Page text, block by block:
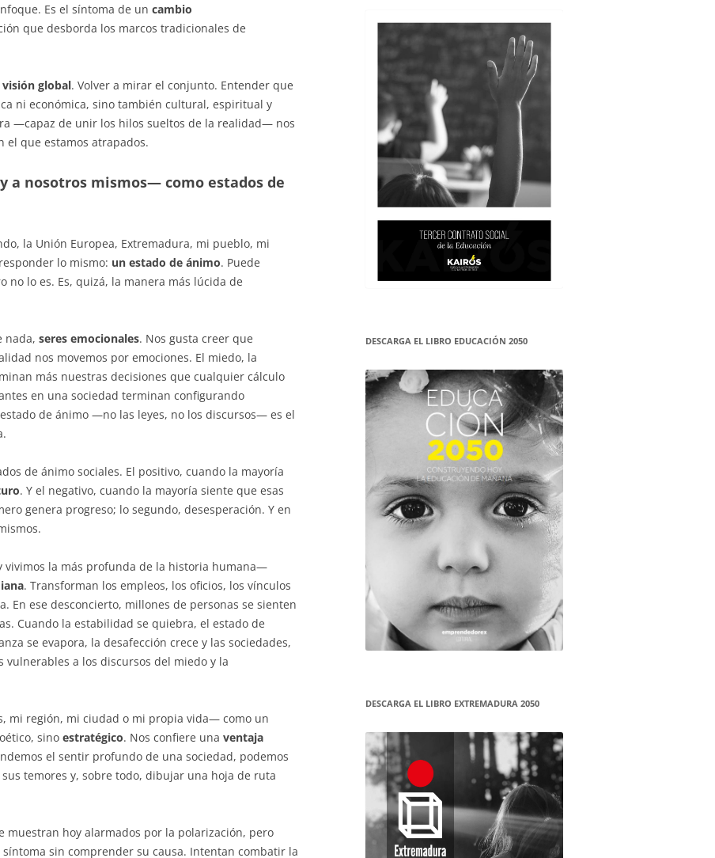
Es el síntoma de un cambio
que desborda los marcos tradicionales de
visión global. Volver a mirar el conjunto. Entender que
ni económica, sino también cultural, espiritual y
—capaz de unir los hilos sueltos de la realidad— nos
el que estamos atrapados.
a nosotros mismos— como estados de
la Unión Europea, Extremadura, mi pueblo, mi
lo mismo: un estado de ánimo. Puede
no lo es. Es, quizá, la manera más lúcida de
nada, seres emocionales. Nos gusta creer que
nos movemos por emociones. El miedo, la
más nuestras decisiones que cualquier cálculo
en una sociedad terminan configurando
estado de ánimo —no las leyes, no los discursos— es el
de ánimo sociales. El positivo, cuando la mayoría
. Y el negativo, cuando la mayoría siente que esas
genera progreso; lo segundo, desesperación. Y en
vivimos la más profunda de la historia humana—
. Transforman los empleos, los oficios, los vínculos
En ese desconcierto, millones de personas se sienten
Cuando la estabilidad se quiebra, el estado de
se evapora, la desafección crece y las sociedades,
vulnerables a los discursos del miedo y la
mi región, mi ciudad o mi propia vida— como un
sino estratégico. Nos confiere una ventaja
el sentir profundo de una sociedad, podemos
temores y, sobre todo, dibujar una hoja de ruta
muestran hoy alarmados por la polarización, pero
sin comprender su causa. Intentan combatir la
DESCARGA EL LIBRO EDUCACIÓN 2050
DESCARGA EL LIBRO EXTREMADURA 2050